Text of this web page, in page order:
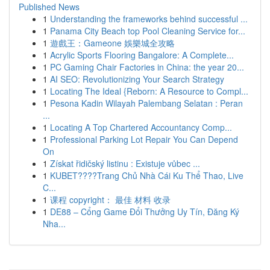
Published News
1 Understanding the frameworks behind successful ...
1 Panama City Beach top Pool Cleaning Service for...
1 遊戲王：Gameone 娛樂城全攻略
1 Acrylic Sports Flooring Bangalore: A Complete...
1 PC Gaming Chair Factories in China: the year 20...
1 AI SEO: Revolutionizing Your Search Strategy
1 Locating The Ideal {Reborn: A Resource to Compl...
1 Pesona Kadin Wilayah Palembang Selatan : Peran
...
1 Locating A Top Chartered Accountancy Comp...
1 Professional Parking Lot Repair You Can Depend
On
1 Získat řidičský listinu : Existuje vůbec ...
1 KUBET????️Trang Chủ Nhà Cái Ku Thể Thao, Live
C...
1 课程 copyright： 最佳 材料 收录
1 DE88 – Cổng Game Đổi Thưởng Uy Tín, Đăng Ký
Nha...